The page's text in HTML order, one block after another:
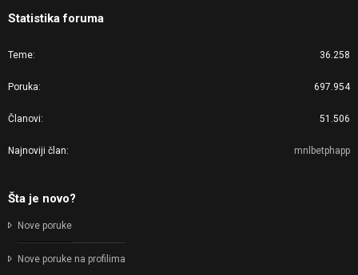
Statistika foruma
Teme 36.258
Poruka 697.954
Članovi 51.506
Najnoviji član mnlbetphapp
Šta je novo?
Nove poruke
Nove poruke na profilima